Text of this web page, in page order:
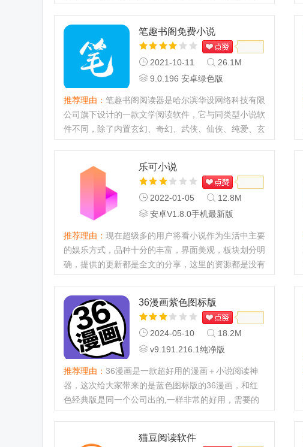
笔趣书阁免费小说
2021-10-11
26.1M
9.0.196 安卓绿色版
推荐理由： 笔趣书阁阅读器是哈尔滨华设网络科技有限
公司旗下设计的一款文学阅读软件，它与同类型小说软
件不同，除了内置玄幻、奇幻、武侠、仙侠、纯爱、玄
籍善本，四大名著...
乐可小说
2022-01-05
12.8M
安卓V1.8.0手机最新版
推荐理由： 现在超级多的用户将看小说作为生活中主要
的娱乐方式，品种十分的丰富，界面美观，板块划分明
确，提供的更新都是全文的分享，这里的资源都是没有
36漫画紫色图标版
2024-05-10
18.2M
v9.191.216.1纯净版
推荐理由： 36漫画是一款超好用的漫画＋小说阅读神
器，这次给大家带来的是蓝色图标版的36漫画，和红
色经典版是同一个公司出的,一样非常的好用，需要的
猫豆阅读软件